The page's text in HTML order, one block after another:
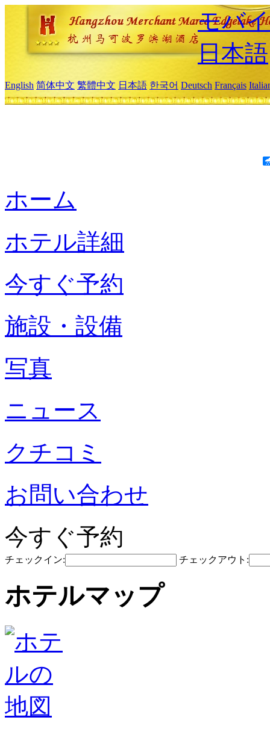
モバ
日本語
English 简体中文 繁體中文 日本語 한국어 Deutsch Français
ホーム
ホテル詳細
今すぐ予約
施設・設備
写真
ニュース
クチコミ
お問い合わせ
今すぐ予約
チェックイン: チェックアウト:
ホテルマップ